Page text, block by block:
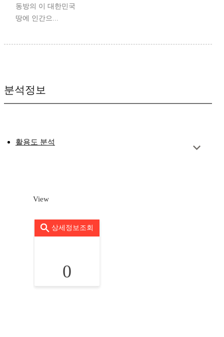
동방의 이 대한민국
땅에 인간으...
분석정보
활용도 분석
View
상세정보조회
0